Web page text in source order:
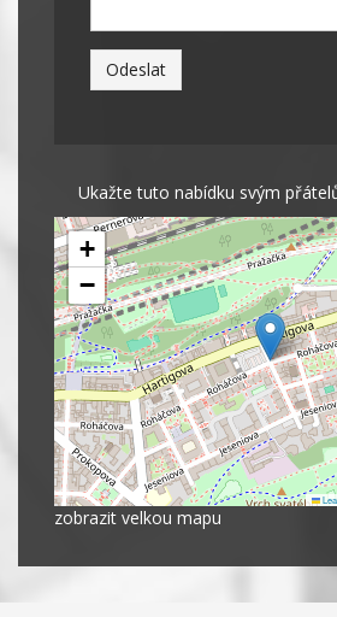
Ukažte tuto nabídku svým
+
−
zobrazit velkou mapu